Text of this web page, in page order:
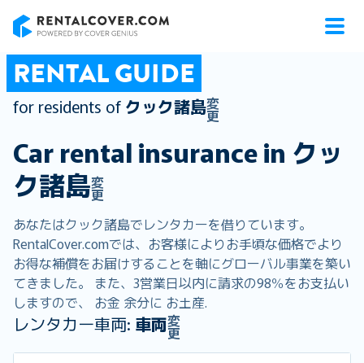
RENTAL GUIDE
for residents of クック諸島変
更
Car rental insurance in クッ
ク諸島変
更
あなたはクック諸島でレンタカーを借りています。
RentalCover.comでは、お客様によりお手頃な価格でより
お得な補償をお届けすることを軸にグローバル事業を築い
てきました。 また、3営業日以内に請求の98％をお支払い
しますので、 お金 余分に お土産.
レンタカー車両: 車両変
更